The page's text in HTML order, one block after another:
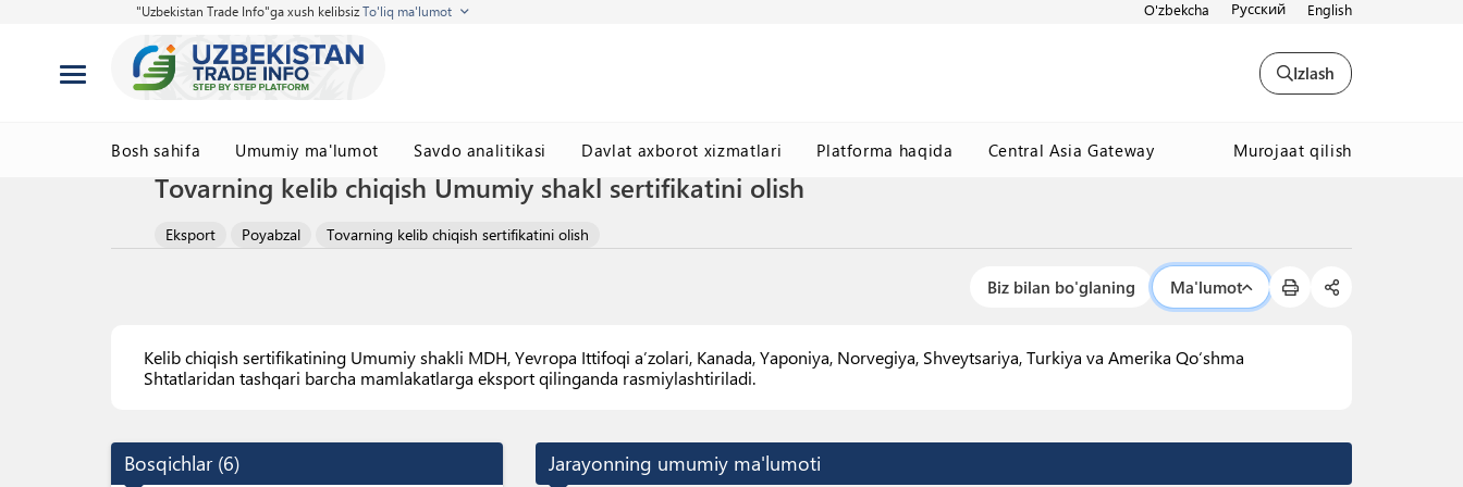
"Uzbekistan Trade Info"ga xush kelibsizTo'liq ma'lumot O'zbekcha Русский English
Izlash
Bosh sahifa Umumiy ma'lumot Savdo analitikasi Davlat axborot xizmatlari Platforma haqida Central Asia Gateway Murojaat qilish
Tovarning kelib chiqish Umumiy shakl sertifikatini olish
Eksport Poyabzal Tovarning kelib chiqish sertifikatini olish
Biz bilan bo'glaning Ma'lumot
Kelib chiqish sertifikatining Umumiy shakli MDH, Yevropa Ittifoqi aʼzolari, Kanada, Yaponiya, Norvegiya, Shveytsariya, Turkiya va Amerika Qoʻshma
Shtatlaridan tashqari barcha mamlakatlarga eksport qilinganda rasmiylashtiriladi.
Bosqichlar (6) Jarayonning umumiy ma'lumoti